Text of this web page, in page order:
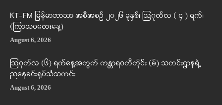
KT-FM မြန်မာဘာသာ အစီအစဉ် ၂၀၂၆ ခုနှစ်၊ ဩဂုတ်လ ( ၄ ) ရက်၊
(ကြာသပတေးနေ့)
August 6, 2026
ဩဂုတ်လ (၆) ရက်နေ့အတွက် ကန္တာရဝတီတိုင်း (မ်) သတင်းဌာနရဲ့
ညနေခင်းရုပ်သံသတင်း
August 6, 2026